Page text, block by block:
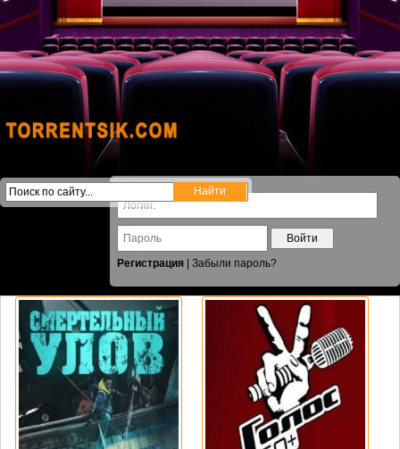
Войти
Регистрация
Забыли пароль?